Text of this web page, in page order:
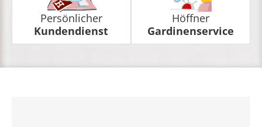
Persönlicher
Kundendienst
Höffner
Gardinenservice